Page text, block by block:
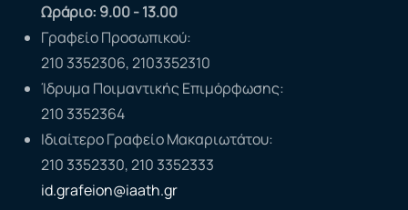
Ωράριο: 9.00 - 13.00
Γραφείο Προσωπικού:
210 3352306, 2103352310
Ίδρυμα Ποιμαντικής Επιμόρφωσης:
210 3352364
Ιδιαίτερο Γραφείο Μακαριωτάτου:
210 3352330, 210 3352333
id.grafeion@iaath.gr